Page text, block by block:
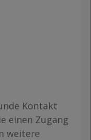
Kontakt
einen Zugang
weitere